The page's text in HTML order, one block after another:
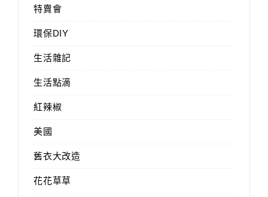
特賣會
環保DIY
生活雜記
生活點滴
紅辣椒
美國
舊衣大改造
花花草草